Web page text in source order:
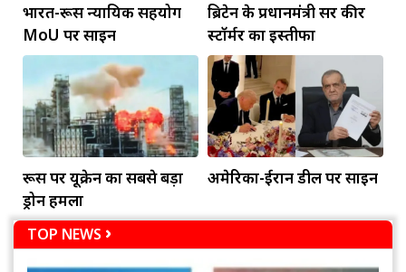
भारत-रूस न्यायिक सहयोग
MoU पर साइन
ब्रिटेन के प्रधानमंत्री सर कीर
स्टॉर्मर का इस्तीफा
रूस पर यूक्रेन का सबसे बड़ा
ड्रोन हमला
अमेरिका-ईरान डील पर साइन
TOP NEWS